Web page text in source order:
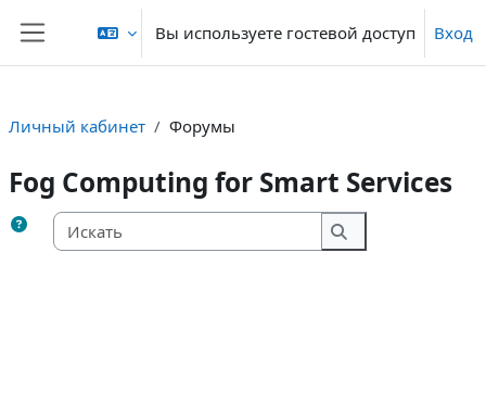
Перейти к основному содержанию
Боковая панель
Вы используете гостевой доступ Вход
Личный кабинет Форумы
Fog Computing for Smart Services
Искать
Искать